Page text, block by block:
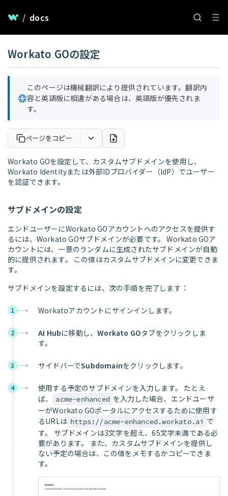
/ docs
Workato GOの設定
このページは機械翻訳により提供されています。翻訳内
容と英語版に相違がある場合は、英語版が優先されま
す。
ページをコピー
Workato GOを設定して、カスタムサブドメインを使用し、
Workato Identityまたは外部IDプロバイダー（IdP）でユーザー
を認証できます。
サブドメインの設定
エンドユーザーにWorkato GOアカウントへのアクセスを提供す
るには、Workato GOサブドメインが必要です。 Workato GOア
カウントには、一意のランダムに生成されたサブドメインが自動
的に提供されます。 この値はカスタムサブドメインに変更できま
す。
サブドメインを設定するには、次の手順を完了します：
1 Workatoアカウントにサインインします。
2 AI Hubに移動し、Workato GOタブをクリックしま
す。
3 サイドバーでSubdomainをクリックします。
4
使用する予定のサブドメインを入力します。 たとえ
ば、
acme-enhanced を入力した場合、エンドユーザ
ーがWorkato GOポータルにアクセスするために使用す
るURLは https://acme-enhanced.workato.ai で
す。 サブドメインは3文字を超え、65文字未満である必
要があります。 また、カスタムサブドメインを提供し
ない予定の場合は、この値をメモするかコピーできま
す。